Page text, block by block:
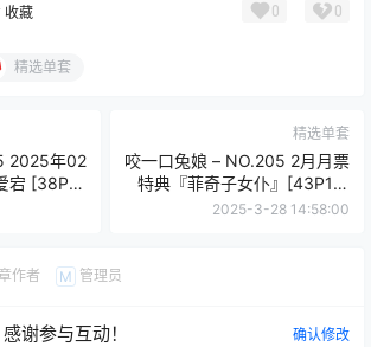
收藏 0 0
精选单套
2025年02
宕 [38P-
精选单套
咬一口兔娘 – NO.205 2月月票
特典『菲奇子女仆』[43P1V-
2.06GB]
2025-3-28 14:58:00
作者 M 管理员
谢参与互动！ 确认修改